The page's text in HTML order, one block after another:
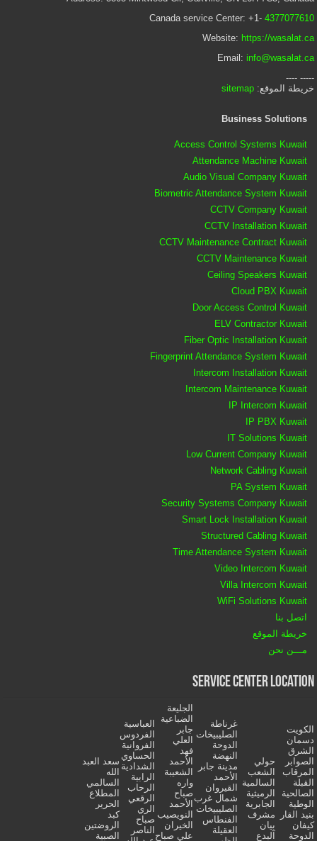
Canada service Center: +1- 4377077610
Website: https://wasalat.ca
Email: info@wasalat.ca
----- ----
خريطة الموقع:sitemap
Business Solutions
Access Control Systems Kuwait
Attendance Machine Kuwait
Audio Visual Company Kuwait
Biometric Attendance System Kuwait
CCTV Company Kuwait
CCTV Installation Kuwait
CCTV Maintenance Contract Kuwait
CCTV Maintenance Kuwait
Ceiling Speakers Kuwait
Cloud PBX Kuwait
Door Access Control Kuwait
ELV Contractor Kuwait
Fiber Optic Installation Kuwait
Fingerprint Attendance System Kuwait
Intercom Installation Kuwait
Intercom Maintenance Kuwait
IP Intercom Kuwait
IP PBX Kuwait
IT Solutions Kuwait
Low Current Company Kuwait
Network Cabling Kuwait
PA System Kuwait
Security Systems Company Kuwait
Smart Lock Installation Kuwait
Structured Cabling Kuwait
Time Attendance System Kuwait
Video Intercom Kuwait
Villa Intercom Kuwait
WiFi Solutions Kuwait
اتصل بنا
خريطة الموقع
مـــن نحن
Service Center Location
الكويت
دسمان
الشرق
الصوابر
المرقاب
القبلة
الصالحية
الوطية
بنيد القار
كيفان
الدوحة
حولي
الشعب
السالمية
الرميثية
الجابرية
مشرف
بيان
آلبدع
غرناطة
الصليبيخات
الدوحة
النهضة
مدينة جابر
الأحمد
القيروان
شمال غرب
الصليبيخات
الفنطاس
العقيلة
الجليعة
الضباعية
جابر
العلي
فهد
الأحمد
الشعيبة
واره
صباح
الأحمد
النويصيب
الخيران
علي صباح
العباسية
الفردوس
الفروانية
الحساوي
الشدادية
الرابية
الرحاب
الرقعي
الري
صباح
الناصر
سعد العبد
الله
السالمي
المطلاع
الحرير
كبد
الروضتين
الصبية